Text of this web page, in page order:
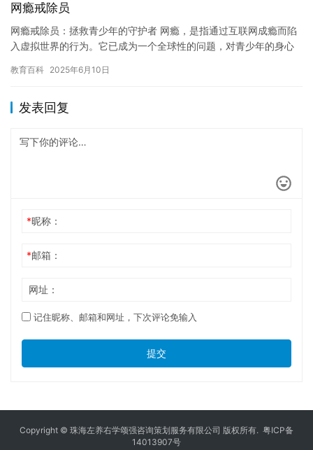
网瘾戒除员
网瘾戒除员：拯救青少年的守护者 网瘾，是指通过互联网成瘾而陷
入虚拟世界的行为。它已成为一个全球性的问题，对青少年的身心
存在…
教育百科 2025年6月10日
发表回复
*昵称：
*邮箱：
网址：
记住昵称、邮箱和网址，下次评论免输入
提交
Copyright © 珠海左养右学颂强咨询策划服务有限公司 版权所有. 粤ICP备
14013907号